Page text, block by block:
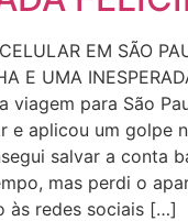
EM SÃO
E UMA
viagem para São
e aplicou um golpe
salvar a conta
mas perdi o
às redes sociais […]